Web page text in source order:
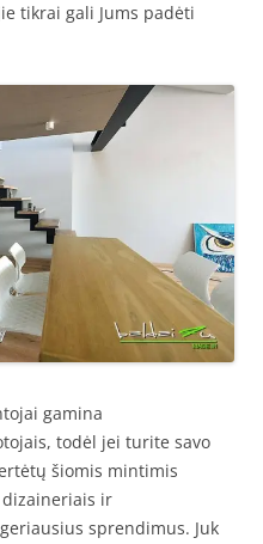
tikrai gali Jums padėti
gamina
todėl jei turite savo
šiomis mintimis
ir
sprendimus. Juk